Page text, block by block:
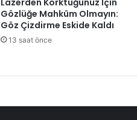
b
i
r
l
l
Lazerden Korktuğunuz İçin
Gözlüğe Mahkûm Olmayın:
Göz Çizdirme Eskide Kaldı
13 saat önce